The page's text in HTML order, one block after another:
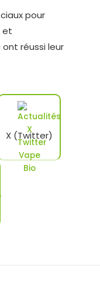
pour
et
réussi leur
X (Twitter)